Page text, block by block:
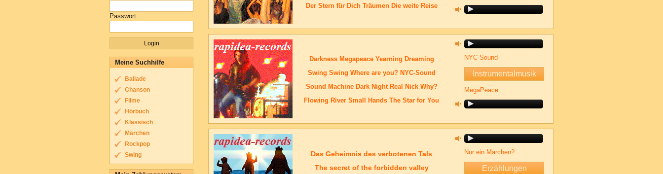
Passwort
Meine Suchhilfe
Ballade
Chanson
Filme
Hörbuch
Klassisch
Märchen
Rockpop
Swing
Der Stern für Dich Träumen Die weite Reise
Darkness Megapeace Yearning Dreaming
Swing Swing Where are you? NYC-Sound
Sound Machine Dark Night Real Nick Why?
Flowing River Small Hands The Star for You
NYC-Sound
Instrumentalmusik
MegaPeace
Das Geheimnis des verbotenen Tals
The secret of the forbidden valley
Nur ein Märchen?
Erzählungen